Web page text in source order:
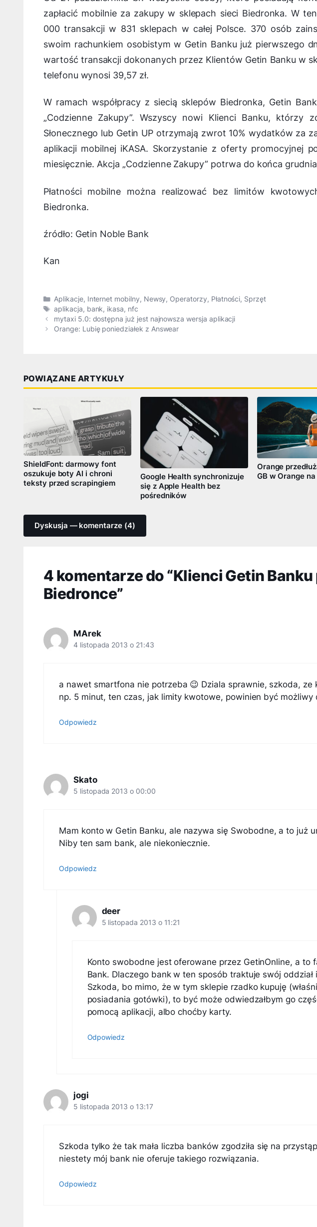
zapłacić mobilnie za zakupy w sklepach sieci Biedronka. W
000 transakcji w 831 sklepach w całej Polsce. 370 osób
swoim rachunkiem osobistym w Getin Banku już pierwszego
wartość transakcji dokonanych przez Klientów Getin Banku w
telefonu wynosi 39,57 zł.
W ramach współpracy z siecią sklepów Biedronka, Getin
„Codzienne Zakupy”. Wszyscy nowi Klienci Banku, którzy
Słonecznego lub Getin UP otrzymają zwrot 10% wydatków za
aplikacji mobilnej iKASA. Skorzystanie z oferty promocyjnej
miesięcznie. Akcja „Codzienne Zakupy” potrwa do końca
Płatności mobilne można realizować bez limitów
Biedronka.
źródło: Getin Noble Bank
Kan
Kategorie
Aplikacje, Internet mobilny, Newsy, Operatorzy, Płatności, Sprzęt
Tagi
aplikacja, bank, ikasa, nfc
mytaxi 5.0: dostępna już jest najnowsza wersja aplikacji
Orange: Lubię poniedziałek z Answear
POWIĄZANE ARTYKUŁY
ShieldFont: darmowy font
oszukuje boty AI i chroni
teksty przed scrapingiem
Google Health synchronizuje
się z Apple Health bez
pośredników
Orange
GB w Orange
Dyskusja — komentarze (4)
4 komentarze do “Klienci Getin Banku
Biedronce”
MArek
4 listopada 2013 o 21:43
a nawet smartfona nie potrzeba 😉 Dziala sprawnie, szkoda,
np. 5 minut, ten czas, jak limity kwotowe, powinien być możliwy
Odpowiedz
Skato
5 listopada 2013 o 00:00
Mam konto w Getin Banku, ale nazywa się Swobodne, a to już
Niby ten sam bank, ale niekoniecznie.
Odpowiedz
deer
5 listopada 2013 o 11:21
Konto swobodne jest oferowane przez GetinOnline, a to
Bank. Dlaczego bank w ten sposób traktuje swój
Szkoda, bo mimo, że w tym sklepie rzadko kupuję
posiadania gotówki), to być może odwiedzałbym go
pomocą aplikacji, albo choćby karty.
Odpowiedz
jogi
5 listopada 2013 o 13:17
Szkoda tylko że tak mała liczba banków zgodziła się na
niestety mój bank nie oferuje takiego rozwiązania.
Odpowiedz